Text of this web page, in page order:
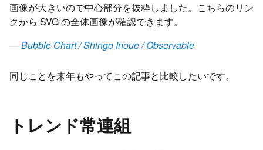
画像が大きいので中心部分を抜粋しました。こちらのリン
クから SVG の全体画像が確認できます。
—Bubble Chart / Shingo Inoue / Observable
同じことを来年もやってこの記事と比較したいです。
トレンド常連組